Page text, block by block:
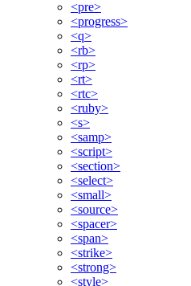
<pre>
<progress>
<q>
<rb>
<rp>
<rt>
<rtc>
<ruby>
<s>
<samp>
<script>
<section>
<select>
<small>
<source>
<spacer>
<span>
<strike>
<strong>
<style>